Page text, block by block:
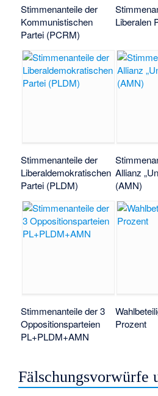
Stimmenanteile der
Kommunistischen
Partei (PCRM)
Liberalen
Stimmenanteile der
Liberaldemokratischen
Partei (PLDM)
Allianz
(AMN)
Stimmenanteile der 3
Oppositionsparteien
PL+PLDM+AMN
Prozent
Fälschungsvorwürfe